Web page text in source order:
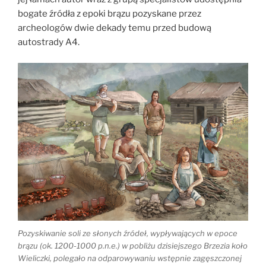
bogate źródła z epoki brązu pozyskane przez
archeologów dwie dekady temu przed budową
autostrady A4.
Pozyskiwanie soli ze słonych źródeł, wypływających w epoce
brązu (ok. 1200-1000 p.n.e.) w pobliżu dzisiejszego Brzezia koło
Wieliczki, polegało na odparowywaniu wstępnie zagęszczonej